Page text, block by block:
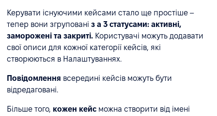
Керувати існуючими кейсами стало ще простіше –
тепер вони згруповані з а 3 статусами: активні,
заморожені та закриті. Користувачі можуть додавати
свої описи для кожної категорії кейсів, які
створюються в Налаштуваннях.
Повідомлення всередині кейсів можуть бути
відредаговані.
Більше того, кожен кейс можна створити від імені